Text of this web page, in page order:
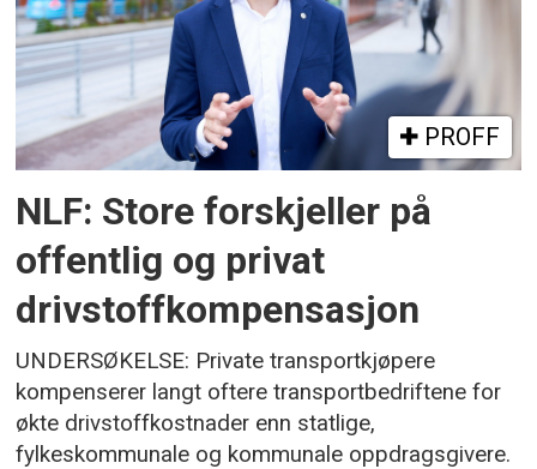
PROFF
NLF: Store forskjeller på
offentlig og privat
drivstoffkompensasjon
UNDERSØKELSE: Private transportkjøpere
kompenserer langt oftere transportbedriftene for
økte drivstoffkostnader enn statlige,
fylkeskommunale og kommunale oppdragsgivere.